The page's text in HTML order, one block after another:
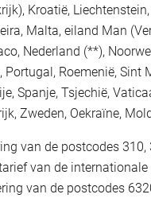
Kroatië,
Malta, eiland Man
Nederland (**),
Portugal, Roemenië, Sint
Spanje, Tsjechië,
Zweden, Oekraïne,
van de postcodes 310,
van de internationale
van de postcodes